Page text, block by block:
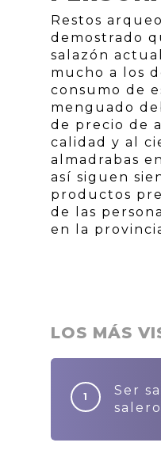
Restos
demostrado
salazón
mucho a los
consumo de
menguado
de precio de
calidad y al
almadrabas
así siguen
productos
de las
en la
LOS MÁS
Ser